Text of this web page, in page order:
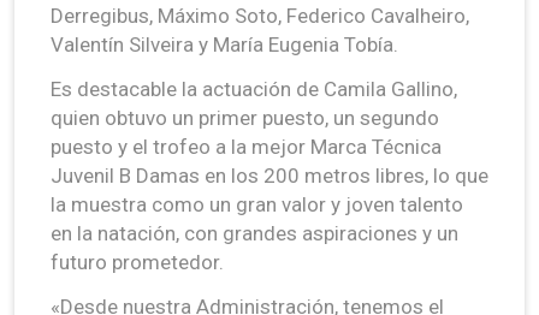
Derregibus, Máximo Soto, Federico Cavalheiro,
Valentín Silveira y María Eugenia Tobía.
Es destacable la actuación de Camila Gallino,
quien obtuvo un primer puesto, un segundo
puesto y el trofeo a la mejor Marca Técnica
Juvenil B Damas en los 200 metros libres, lo que
la muestra como un gran valor y joven talento
en la natación, con grandes aspiraciones y un
futuro prometedor.
«Desde nuestra Administración, tenemos el